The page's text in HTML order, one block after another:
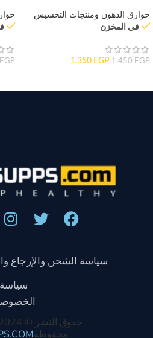
حوارق الدهون ومنتجات التخسيس
في المخزن
1.450EGP
1.350 EGP
EGP
سياسة الشحن والإرجاع
سياسة
محفوظة